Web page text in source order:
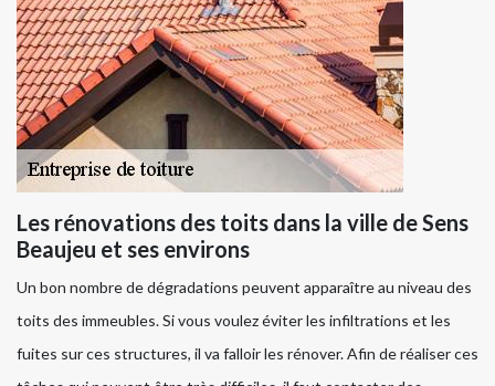
Les rénovations des toits dans la ville de Sens
Beaujeu et ses environs
Un bon nombre de dégradations peuvent apparaître au niveau des
toits des immeubles. Si vous voulez éviter les infiltrations et les
fuites sur ces structures, il va falloir les rénover. Afin de réaliser ces